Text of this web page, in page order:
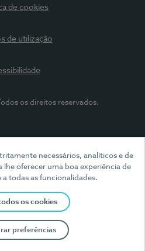
necessários, analíticos e de
oferecer uma boa experiência de
a todas as funcionalidades.
os cookies
preferências
de cookies
de utilização
os direitos reservados.